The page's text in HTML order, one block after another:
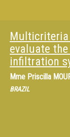
evaluate
infiltration
Mme Priscilla
BRAZIL